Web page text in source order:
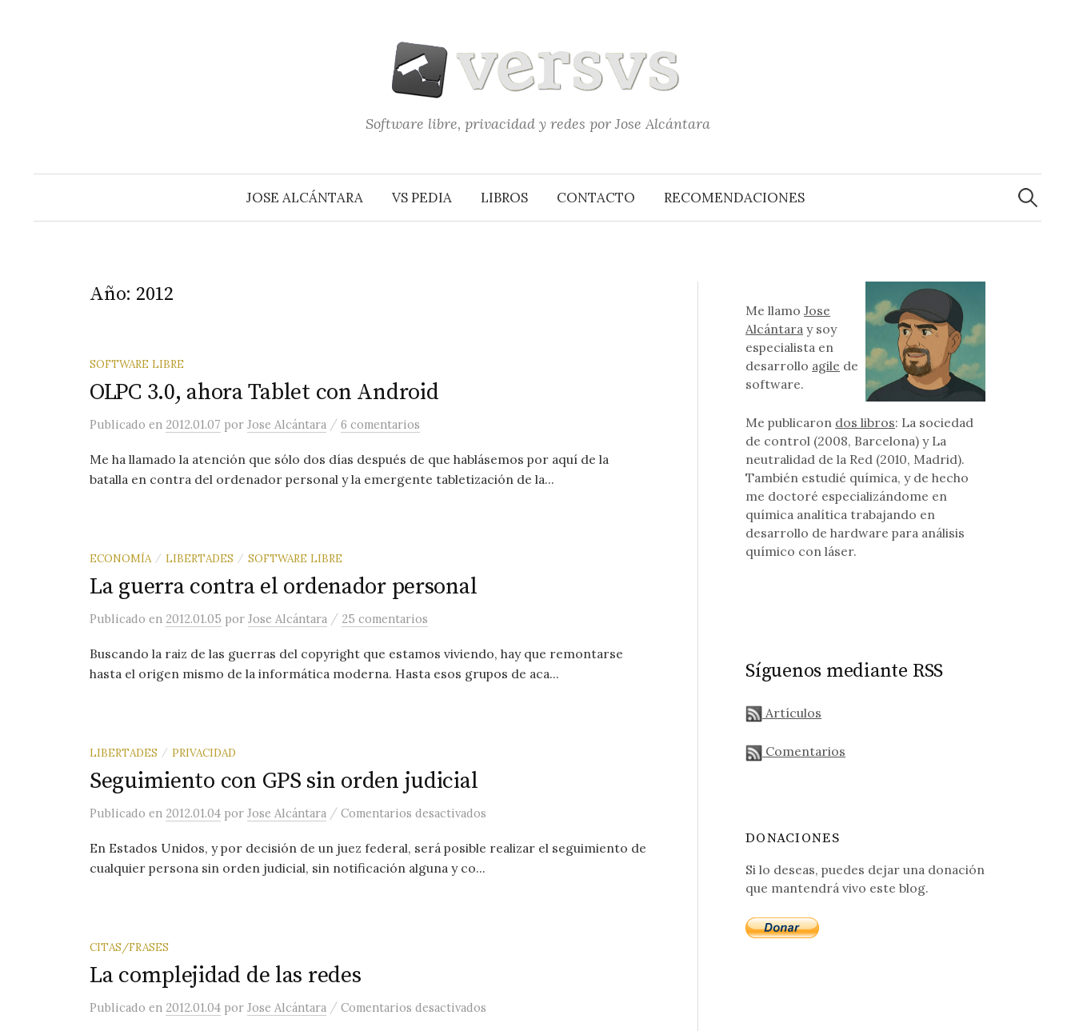
Software libre, privacidad y redes por Jose Alcántara
JOSE ALCÁNTARA VS PEDIA LIBROS CONTACTO RECOMENDACIONES
Buscar:
Año: 2012
SOFTWARE LIBRE
OLPC 3.0, ahora Tablet con Android
Publicado en 2012.01.07 por Jose Alcántara / 6 comentarios
Me ha llamado la atención que sólo dos días después de que hablásemos por aquí de la
batalla en contra del ordenador personal y la emergente tabletización de la...
ECONOMÍA / LIBERTADES / SOFTWARE LIBRE
La guerra contra el ordenador personal
Publicado en 2012.01.05 por Jose Alcántara / 25 comentarios
Buscando la raiz de las guerras del copyright que estamos viviendo, hay que remontarse
hasta el origen mismo de la informática moderna. Hasta esos grupos de aca...
LIBERTADES / PRIVACIDAD
Seguimiento con GPS sin orden judicial
Publicado en 2012.01.04 por Jose Alcántara / Comentarios desactivados
En Estados Unidos, y por decisión de un juez federal, será posible realizar el seguimiento de
cualquier persona sin orden judicial, sin notificación alguna y co...
CITAS/FRASES
La complejidad de las redes
Publicado en 2012.01.04 por Jose Alcántara / Comentarios desactivados
Me llamoJose
Alcántara y soy
especialista en
desarrollo agile de
software.
Me publicaron dos libros: La sociedad
de control (2008, Barcelona) y La
neutralidad de la Red (2010, Madrid).
También estudié química, y de hecho
me doctoré especializándome en
química analítica trabajando en
desarrollo de hardware para análisis
químico con láser.
Síguenos mediante RSS
Artículos
Comentarios
DONACIONES
Si lo deseas, puedes dejar una donación
que mantendrá vivo este blog.